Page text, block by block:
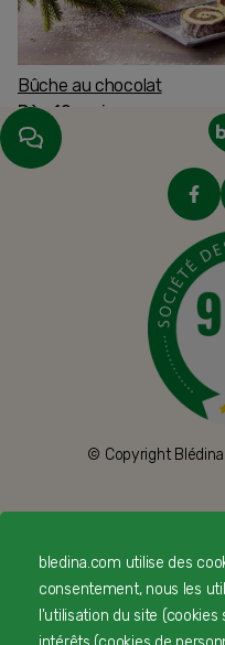
Bûche au chocolat
Dès 12 mois
© Copyright
bledina.com utilise des
consentement, nous les
l'utilisation du site